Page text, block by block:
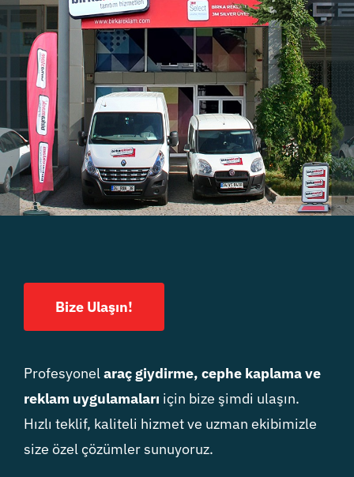
Bize Ulaşın!
Profesyonelaraç giydirme, cephe kaplama ve
reklam uygulamaları için bize şimdi ulaşın.
Hızlı teklif, kaliteli hizmet ve uzman ekibimizle
size özel çözümler sunuyoruz.